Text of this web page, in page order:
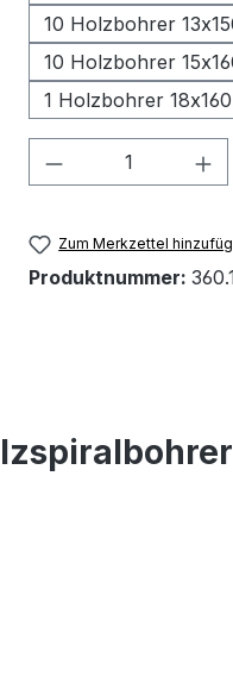
10 Holzbohrer
10 Holzbohrer
1 Holzbohrer
Produkt
Zum Merkzettel
Produktnummer: